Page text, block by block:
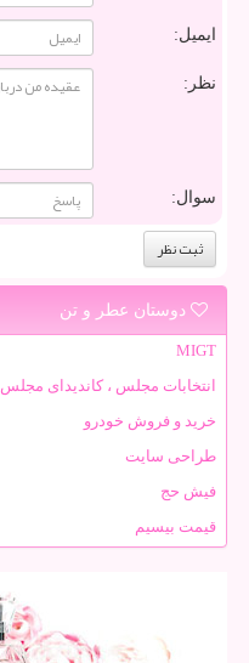
ایمیل:
نظر:
سوال:
دوستان عطر و تن
MIGT
انتخابات مجلس ، کاندیدای مجلس
خرید و فروش خودرو
طراحی سایت
فیش حج
قیمت بیسیم